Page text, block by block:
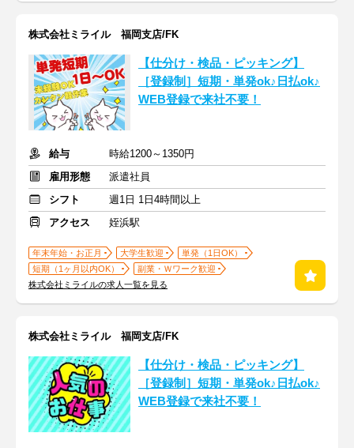
株式会社ミライル 福岡支店/FK
【仕分け・検品・ピッキング】
［登録制］短期・単発ok♪日払ok♪
WEB登録で来社不要！
給与
時給1200～1350円
雇用形態
派遣社員
シフト
週1日 1日4時間以上
アクセス
姪浜駅
年末年始・お正月 大学生歓迎
単発（1日OK）
短期（1ヶ月以内OK）
副業・Ｗワーク歓迎
株式会社ミライルの求人一覧を見る
株式会社ミライル 福岡支店/FK
【仕分け・検品・ピッキング】
［登録制］短期・単発ok♪日払ok♪
WEB登録で来社不要！